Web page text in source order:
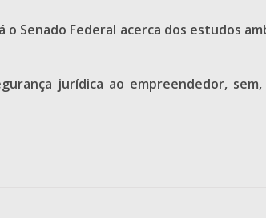
Senado Federal acerca dos estudos
jurídica ao empreendedor,